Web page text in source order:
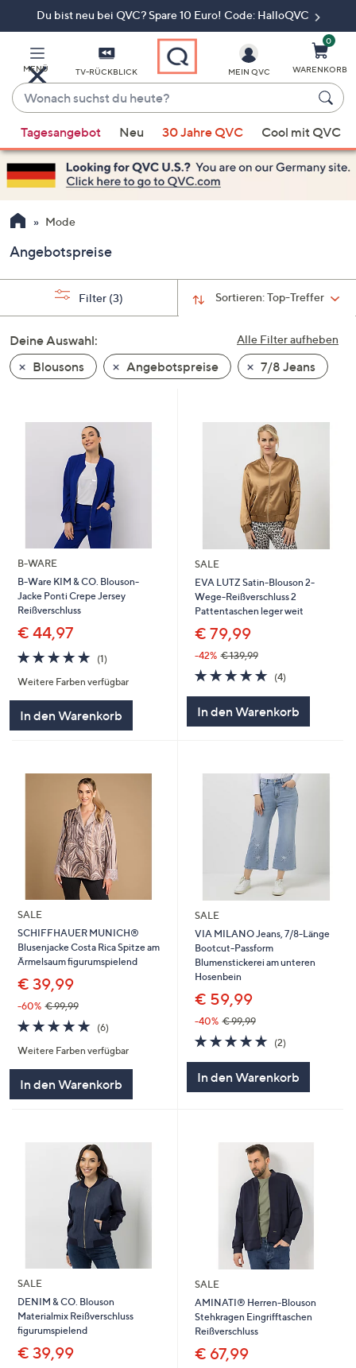
Du bist neu bei QVC? Spare 10 Euro! Code: HalloQVC
MENÜ TV-RÜCKBLICK
Wonach
suchst
du
heute?
Vorschläge
verfügbar
sind,
verwenden
Sie
Pfeiltasten
nach
und
nach
unten
oder
um
diese
anzuzeigen.
MEIN QVC
0
WARENKORB
Tagesangebot Neu 30 Jahre QVC Cool mit QVC
Mode
Angebotspreise
Sortieren:Top-Treffer
Filter (3)
Alle Filter aufheben
Deine Auswahl:
Blousons
Angebotspreise 7/8 Jeans
B-WARE
B-Ware KIM & CO. Blouson-
Jacke Ponti Crepe Jersey
Reißverschluss
€ 44,97
5.0
von
5
(1)1
Weitere Farben verfügbar
In den Warenkorb
SALE
EVA LUTZ Satin-Blouson 2-
Wege-Reißverschluss 2
Pattentaschen leger weit
€ 79,99
-42% € 139,99
5.0
von
(4)4
In den Warenkorb
SALE
SCHIFFHAUER MUNICH®
Blusenjacke Costa Rica Spitze am
Ärmelsaum figurumspielend
€ 39,99
-60% € 99,99
5.0
von
5
(6)6
Weitere Farben verfügbar
In den Warenkorb
SALE
VIA MILANO Jeans, 7/8-Länge
Bootcut-Passform
Blumenstickerei am unteren
Hosenbein
€ 59,99
-40% € 99,99
5.0
von
(2)2
In den Warenkorb
SALE
DENIM & CO. Blouson
Materialmix Reißverschluss
figurumspielend
€ 39,99
SALE
AMINATI® Herren-Blouson
Stehkragen Eingrifftaschen
Reißverschluss
€ 67,99